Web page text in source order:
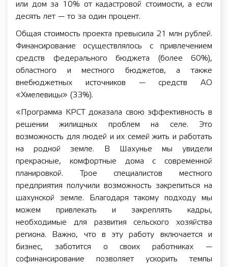
или дом за 10% от кадастровой стоимости, а если
десять лет — то за один процент.
Общая стоимость проекта превысила 21 млн рублей.
Финансирование осуществлялось с привлечением
средств федерального бюджета (более 60%),
областного и местного бюджетов, а также
внебюджетных источников — средств АО
«Хмелевицы» (33%).
«Программа КРСТ доказала свою эффективность в
решении жилищных проблем на селе. Это
возможность для людей и их семей жить и работать
на родной земле. В Шахунье мы увидели
прекрасные, комфортные дома с современной
планировкой. Трое специалистов местного
предприятия получили возможность закрепиться на
шахунской земле. Благодаря такому подходу мы
можем привлекать и закреплять кадры,
необходимые для развития сельского хозяйства
региона. Важно, что в эту работу включается и
бизнес, заботится о своих работниках —
софинансирование позволяет ускорить темпы